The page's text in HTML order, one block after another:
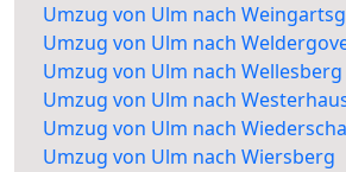
Umzug von Ulm nach
Umzug von Ulm nach
Umzug von Ulm nach Wellesberg
Umzug von Ulm nach
Umzug von Ulm nach
Umzug von Ulm nach Wiersberg